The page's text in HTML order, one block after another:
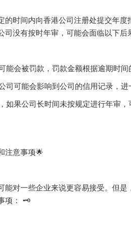
的时间内向香港公司注册处提交年
司没有按时年审，可能会面临以下后
能会被罚款，罚款金额根据逾期时间
司可能会影响到公司的信用记录，
如果公司长时间未按规定进行年审
注意事项🌟
能对一些企业来说更容易接受。但
项： 🗝️